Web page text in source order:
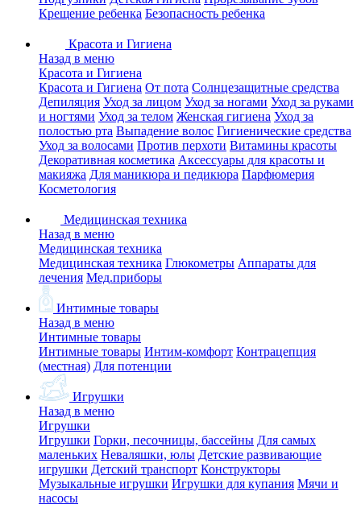
Крещение ребенка Безопасность ребенка
Красота и Гигиена
Назад в меню
Красота и Гигиена
Красота и Гигиена От пота Солнцезащитные средства
Депиляция Уход за лицом Уход за ногами Уход за руками
и ногтями Уход за телом Женская гигиена Уход за
полостью рта Выпадение волос Гигиенические средства
Уход за волосами Против перхоти Витамины красоты
Декоративная косметика Аксессуары для красоты и
макияжа Для маникюра и педикюра Парфюмерия
Косметология
Медицинская техника
Назад в меню
Медицинская техника
Медицинская техника Глюкометры Аппараты для
лечения Мед.приборы
Интимные товары
Назад в меню
Интимные товары
Интимные товары Интим-комфорт Контрацепция
(местная) Для потенции
Игрушки
Назад в меню
Игрушки
Игрушки Горки, песочницы, бассейны Для самых
маленьких Неваляшки, юлы Детские развивающие
игрушки Детский транспорт Конструкторы
Музыкальные игрушки Игрушки для купания Мячи и
насосы